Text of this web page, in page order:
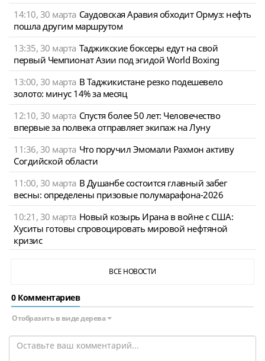
14:10, 30 марта Саудовская Аравия обходит Ормуз: нефть
пошла другим маршрутом
13:35, 30 марта Таджикские боксеры едут на свой
первый Чемпионат Азии под эгидой World Boxing
13:00, 30 марта В Таджикистане резко подешевело
золото: минус 14% за месяц
12:10, 30 марта Спустя более 50 лет: Человечество
впервые за полвека отправляет экипаж на Луну
11:36, 30 марта Что поручил Эмомали Рахмон активу
Согдийской области
11:00, 30 марта В Душанбе состоится главный забег
весны: определены призовые полумарафона-2026
10:21, 30 марта Новый козырь Ирана в войне с США:
Хуситы готовы спровоцировать мировой нефтяной
кризис
ВСЕ НОВОСТИ
0 Комментариев
Отобразить в виде дерева